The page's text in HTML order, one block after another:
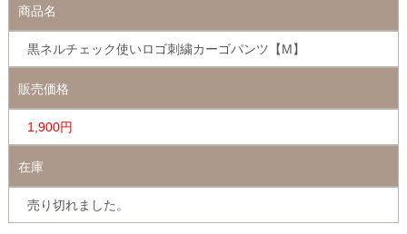
商品名
黒ネルチェック使いロゴ刺繍カーゴパンツ【M】
販売価格
1,900円
在庫
売り切れました。